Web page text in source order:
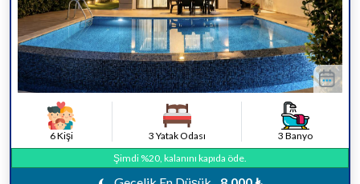
6 Kişi 3 Yatak Odası
3 Banyo
Şimdi %20, kalanını kapıda öde.